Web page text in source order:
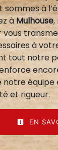
sommes à
à Mulhouse,
vous
à
tout notre
notre équipe
et rigueur.
EN